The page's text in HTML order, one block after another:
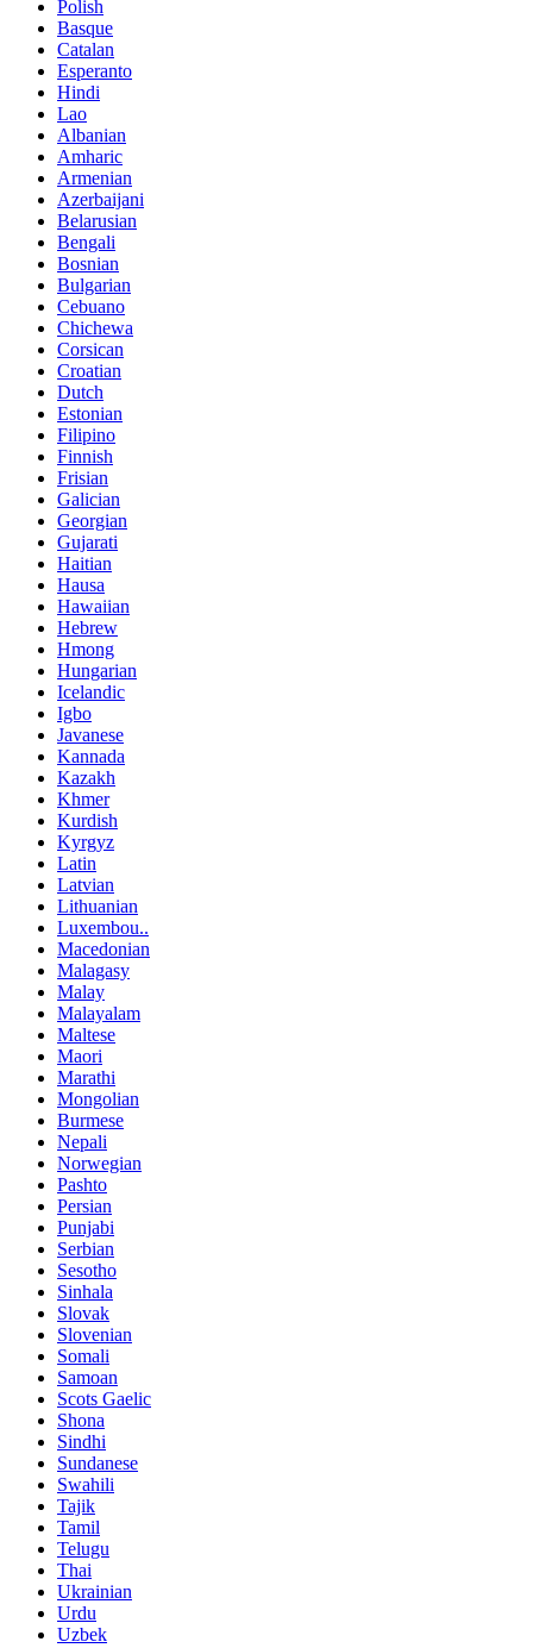
Polish
Basque
Catalan
Esperanto
Hindi
Lao
Albanian
Amharic
Armenian
Azerbaijani
Belarusian
Bengali
Bosnian
Bulgarian
Cebuano
Chichewa
Corsican
Croatian
Dutch
Estonian
Filipino
Finnish
Frisian
Galician
Georgian
Gujarati
Haitian
Hausa
Hawaiian
Hebrew
Hmong
Hungarian
Icelandic
Igbo
Javanese
Kannada
Kazakh
Khmer
Kurdish
Kyrgyz
Latin
Latvian
Lithuanian
Luxembou..
Macedonian
Malagasy
Malay
Malayalam
Maltese
Maori
Marathi
Mongolian
Burmese
Nepali
Norwegian
Pashto
Persian
Punjabi
Serbian
Sesotho
Sinhala
Slovak
Slovenian
Somali
Samoan
Scots Gaelic
Shona
Sindhi
Sundanese
Swahili
Tajik
Tamil
Telugu
Thai
Ukrainian
Urdu
Uzbek